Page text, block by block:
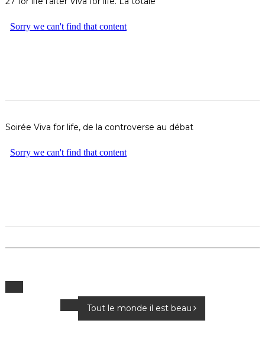
Soirée Viva for life, de la controverse au débat
N
Tout le monde il est beau